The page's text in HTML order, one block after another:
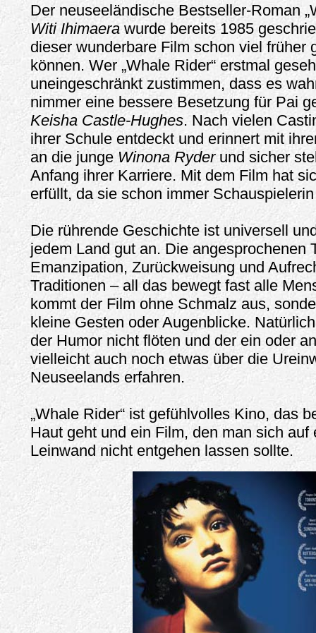
Der neuseeländische Bestseller-Roman
Witi Ihimaerawurde bereits 1985
dieser wunderbare Film schon viel früher
können. Wer „Whale Rider“ erstmal
uneingeschränkt zustimmen, dass es
nimmer eine bessere Besetzung für Pai
Keisha Castle-Hughes. Nach vielen
ihrer Schule entdeckt und erinnert mit
an die junge Winona Ryderund sicher
Anfang ihrer Karriere. Mit dem Film hat
erfüllt, da sie schon immer
Die rührende Geschichte ist universell
jedem Land gut an. Die angesprochenen
Emanzipation, Zurückweisung und
Traditionen – all das bewegt fast alle
kommt der Film ohne Schmalz aus,
kleine Gesten oder Augenblicke.
der Humor nicht flöten und der ein oder
vielleicht auch noch etwas über die
Neuseelands erfahren.
„Whale Rider“ ist gefühlvolles Kino, das
Haut geht und ein Film, den man sich auf
Leinwand nicht entgehen lassen sollte.